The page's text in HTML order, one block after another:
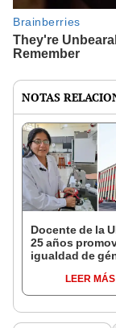
NOTAS
Docente de la
25 años
igualdad de
ingresé éramos
mujeres”
LEER MÁS